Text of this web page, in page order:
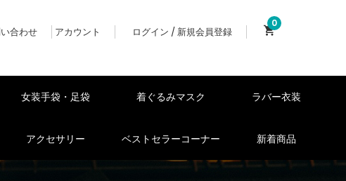
合わせ アカウント ログイン / 新規会員登録
0
女装手袋・足袋 着ぐるみマスク ラバー衣装
アクセサリー ベストセラーコーナー 新着商品